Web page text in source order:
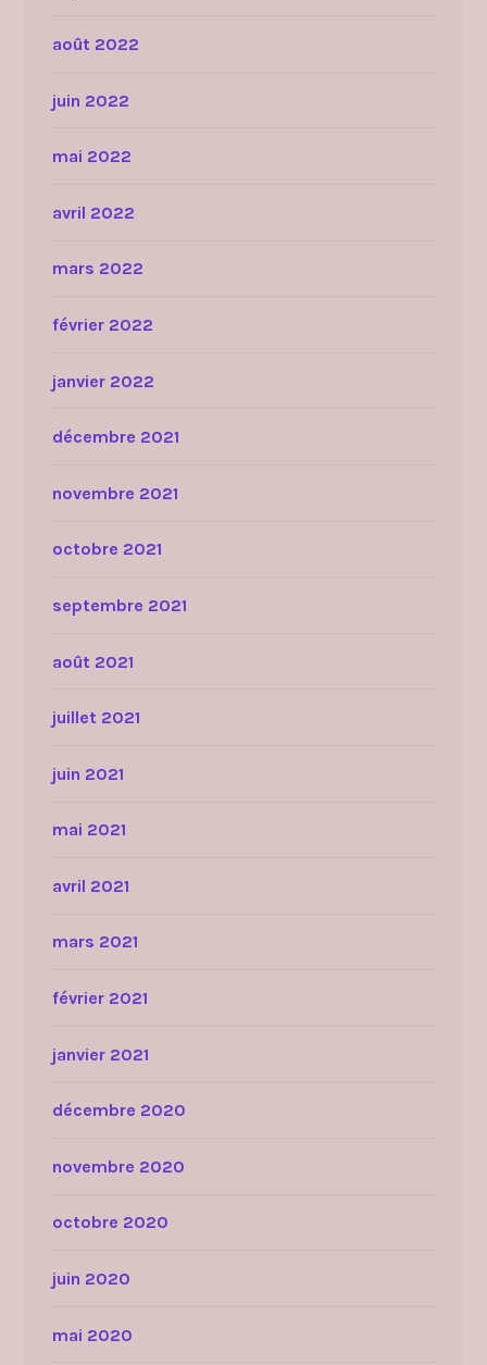
août 2022
juin 2022
mai 2022
avril 2022
mars 2022
février 2022
janvier 2022
décembre 2021
novembre 2021
octobre 2021
septembre 2021
août 2021
juillet 2021
juin 2021
mai 2021
avril 2021
mars 2021
février 2021
janvier 2021
décembre 2020
novembre 2020
octobre 2020
juin 2020
mai 2020